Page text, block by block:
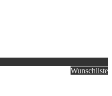
Wunschliste